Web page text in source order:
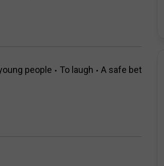
people To laugh
A safe bet